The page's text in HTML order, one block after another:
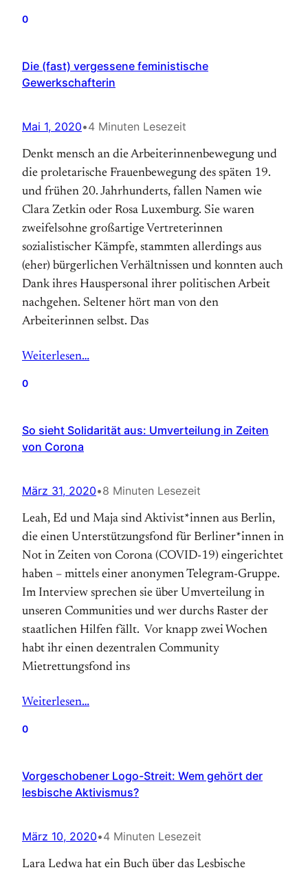
0
Die (fast) vergessene feministische
Gewerkschafterin
Mai 1, 2020•4 Minuten Lesezeit
Denkt mensch an die Arbeiterinnenbewegung und
die proletarische Frauenbewegung des späten 19.
und frühen 20. Jahrhunderts, fallen Namen wie
Clara Zetkin oder Rosa Luxemburg. Sie waren
zweifelsohne großartige Vertreterinnen
sozialistischer Kämpfe, stammten allerdings aus
(eher) bürgerlichen Verhältnissen und konnten auch
Dank ihres Hauspersonal ihrer politischen Arbeit
nachgehen. Seltener hört man von den
Arbeiterinnen selbst. Das
Weiterlesen…
0
So sieht Solidarität aus: Umverteilung in Zeiten
von Corona
März 31, 2020•8 Minuten Lesezeit
Leah, Ed und Maja sind Aktivist*innen aus Berlin,
die einen Unterstützungsfond für Berliner*innen in
Not in Zeiten von Corona (COVID-19) eingerichtet
haben – mittels einer anonymen Telegram-Gruppe.
Im Interview sprechen sie über Umverteilung in
unseren Communities und wer durchs Raster der
staatlichen Hilfen fällt. Vor knapp zwei Wochen
habt ihr einen dezentralen Community
Mietrettungsfond ins
Weiterlesen…
0
Vorgeschobener Logo-Streit: Wem gehört der
lesbische Aktivismus?
März 10, 2020•4 Minuten Lesezeit
Lara Ledwa hat ein Buch über das Lesbische